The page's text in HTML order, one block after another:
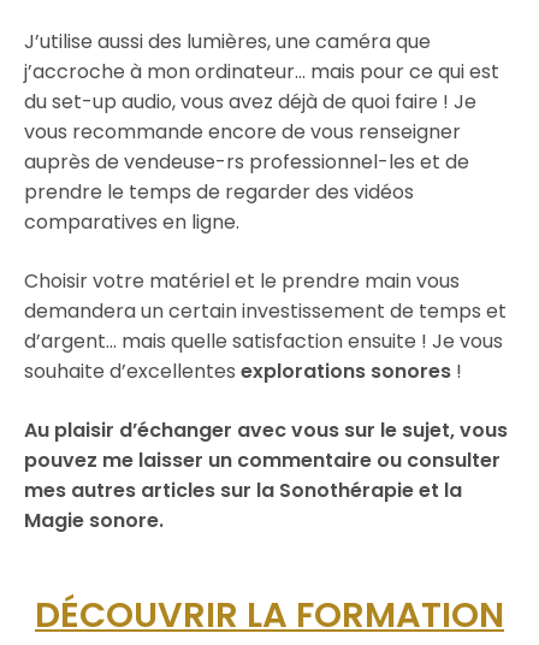
J’utilise aussi des lumières, une caméra que
j’accroche à mon ordinateur… mais pour ce qui est
du set-up audio, vous avez déjà de quoi faire ! Je
vous recommande encore de vous renseigner
auprès de vendeuse-rs professionnel-les et de
prendre le temps de regarder des vidéos
comparatives en ligne.
Choisir votre matériel et le prendre main vous
demandera un certain investissement de temps et
d’argent… mais quelle satisfaction ensuite ! Je vous
souhaite d’excellentes explorations sonores !
Au plaisir d’échanger avec vous sur le sujet, vous
pouvez me laisser un commentaire ou consulter
mes autres articles sur la Sonothérapie et la
Magie sonore.
DÉCOUVRIR LA FORMATION